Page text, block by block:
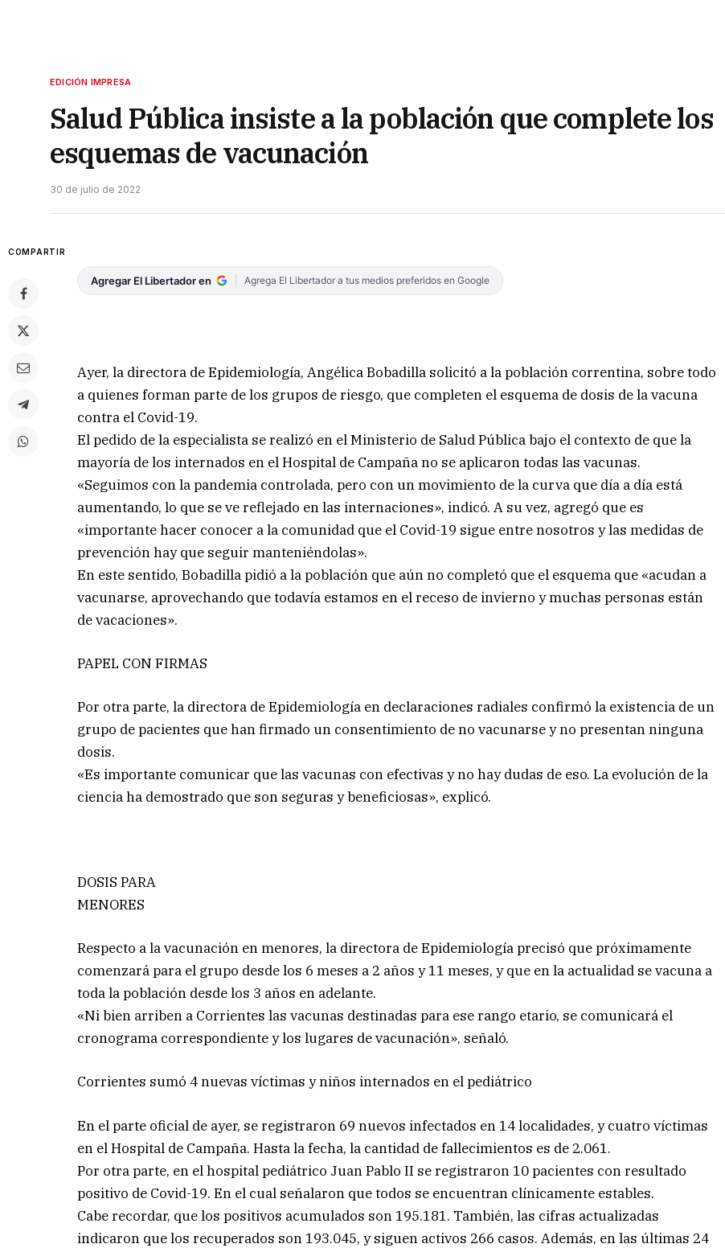
EDICIÓN IMPRESA
Salud Pública insiste a la población que complete los
esquemas de vacunación
30 de julio de 2022
COMPARTIR
Agregar El Libertador en Agrega El Libertador a tus medios preferidos en Google
Ayer, la directora de Epidemiología, Angélica Bobadilla solicitó a la población correntina, sobre todo
a quienes forman parte de los grupos de riesgo, que completen el esquema de dosis de la vacuna
contra el Covid-19.
El pedido de la especialista se realizó en el Ministerio de Salud Pública bajo el contexto de que la
mayoría de los internados en el Hospital de Campaña no se aplicaron todas las vacunas.
«Seguimos con la pandemia controlada, pero con un movimiento de la curva que día a día está
aumentando, lo que se ve reflejado en las internaciones», indicó. A su vez, agregó que es
«importante hacer conocer a la comunidad que el Covid-19 sigue entre nosotros y las medidas de
prevención hay que seguir manteniéndolas».
En este sentido, Bobadilla pidió a la población que aún no completó que el esquema que «acudan a
vacunarse, aprovechando que todavía estamos en el receso de invierno y muchas personas están
de vacaciones».
PAPEL CON FIRMAS
Por otra parte, la directora de Epidemiología en declaraciones radiales confirmó la existencia de un
grupo de pacientes que han firmado un consentimiento de no vacunarse y no presentan ninguna
dosis.
«Es importante comunicar que las vacunas con efectivas y no hay dudas de eso. La evolución de la
ciencia ha demostrado que son seguras y beneficiosas», explicó.
DOSIS PARA
MENORES
Respecto a la vacunación en menores, la directora de Epidemiología precisó que próximamente
comenzará para el grupo desde los 6 meses a 2 años y 11 meses, y que en la actualidad se vacuna a
toda la población desde los 3 años en adelante.
«Ni bien arriben a Corrientes las vacunas destinadas para ese rango etario, se comunicará el
cronograma correspondiente y los lugares de vacunación», señaló.
Corrientes sumó 4 nuevas víctimas y niños internados en el pediátrico
En el parte oficial de ayer, se registraron 69 nuevos infectados en 14 localidades, y cuatro víctimas
en el Hospital de Campaña. Hasta la fecha, la cantidad de fallecimientos es de 2.061.
Por otra parte, en el hospital pediátrico Juan Pablo II se registraron 10 pacientes con resultado
positivo de Covid-19. En el cual señalaron que todos se encuentran clínicamente estables.
Cabe recordar, que los positivos acumulados son 195.181. También, las cifras actualizadas
indicaron que los recuperados son 193.045, y siguen activos 266 casos. Además, en las últimas 24